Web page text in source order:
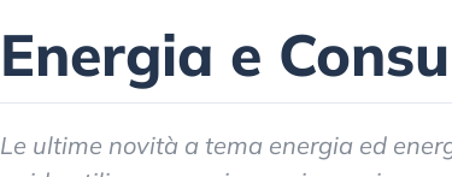
Energia e
Le ultime novità a tema energia ed